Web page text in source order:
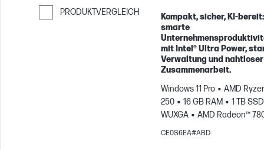
PRODUKTVERGLEICH
Weiter zum Vergleichen
Kompakt, sicher, KI-
smarte
mit Intel® Ultra Power,
Verwaltung und nahtloser
Zusammenarbeit.
Windows 11 Pro
AMD
250
16 GB RAM
1 TB SSD
WUXGA
AMD Radeon™
Grafikkarte
CE0S6EA#ABD